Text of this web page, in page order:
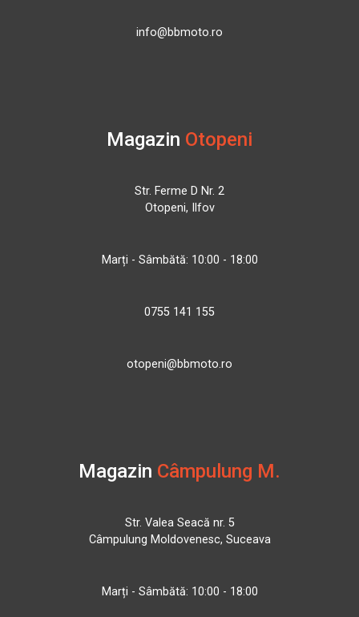
info@bbmoto.ro
Magazin Otopeni
Str. Ferme D Nr. 2
Otopeni, Ilfov
Marți - Sâmbătă: 10:00 - 18:00
0755 141 155
otopeni@bbmoto.ro
Magazin Câmpulung M.
Str. Valea Seacă nr. 5
Câmpulung Moldovenesc, Suceava
Marți - Sâmbătă: 10:00 - 18:00